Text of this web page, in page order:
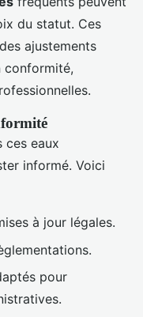
du statut. Ces
ajustements
conformité,
ces eaux
informé. Voici
à jour légales.
pour